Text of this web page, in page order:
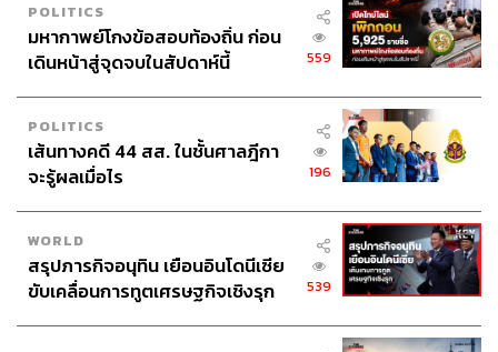
POLITICS
มหากาพย์โกงข้อสอบท้องถิ่น ก่อน
เดินหน้าสู่จุดจบในสัปดาห์นี้
559
POLITICS
เส้นทางคดี 44 สส. ในชั้นศาลฎีกา
จะรู้ผลเมื่อไร
196
WORLD
สรุปภารกิจอนุทิน เยือนอินโดนีเซีย
ขับเคลื่อนการทูตเศรษฐกิจเชิงรุก
539